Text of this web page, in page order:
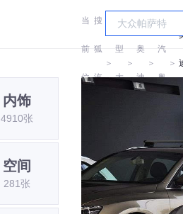
当
前
位
搜
狐
汽
＞
车
型
大
＞
奥
迪
＞
一
汽
奥
＞
内饰
4910张
空间
281张